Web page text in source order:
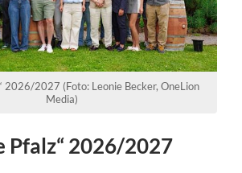
2026/2027 (Foto: Leonie Becker, OneLion
Media)
Pfalz“ 2026/2027